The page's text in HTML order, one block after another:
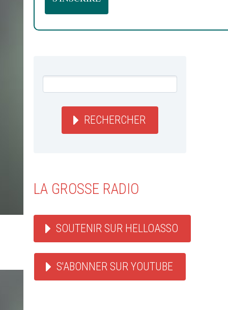
RECHERCHER
LA GROSSE RADIO
SOUTENIR SUR HELLOASSO
S'ABONNER SUR YOUTUBE